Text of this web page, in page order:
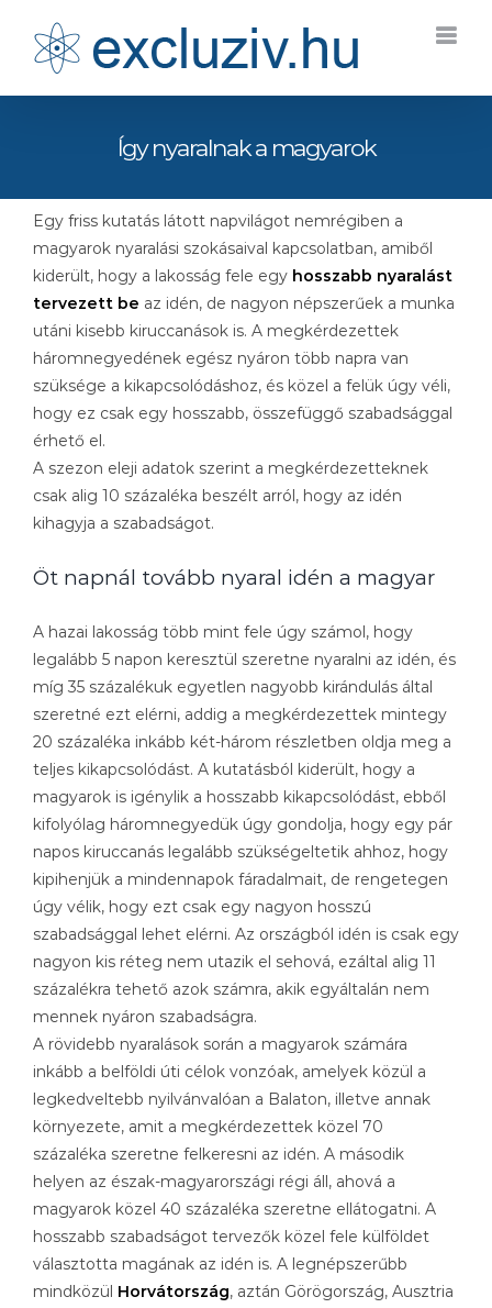
Így nyaralnak a magyarok
Egy friss kutatás látott napvilágot nemrégiben a
magyarok nyaralási szokásaival kapcsolatban, amiből
kiderült, hogy a lakosság fele egy hosszabb nyaralást
tervezett be az idén, de nagyon népszerűek a munka
utáni kisebb kiruccanások is. A megkérdezettek
háromnegyedének egész nyáron több napra van
szüksége a kikapcsolódáshoz, és közel a felük úgy véli,
hogy ez csak egy hosszabb, összefüggő szabadsággal
érhető el.
A szezon eleji adatok szerint a megkérdezetteknek
csak alig 10 százaléka beszélt arról, hogy az idén
kihagyja a szabadságot.
Öt napnál tovább nyaral idén a magyar
A hazai lakosság több mint fele úgy számol, hogy
legalább 5 napon keresztül szeretne nyaralni az idén, és
míg 35 százalékuk egyetlen nagyobb kirándulás által
szeretné ezt elérni, addig a megkérdezettek mintegy
20 százaléka inkább két-három részletben oldja meg a
teljes kikapcsolódást. A kutatásból kiderült, hogy a
magyarok is igénylik a hosszabb kikapcsolódást, ebből
kifolyólag háromnegyedük úgy gondolja, hogy egy pár
napos kiruccanás legalább szükségeltetik ahhoz, hogy
kipihenjük a mindennapok fáradalmait, de rengetegen
úgy vélik, hogy ezt csak egy nagyon hosszú
szabadsággal lehet elérni. Az országból idén is csak egy
nagyon kis réteg nem utazik el sehová, ezáltal alig 11
százalékra tehető azok számra, akik egyáltalán nem
mennek nyáron szabadságra.
A rövidebb nyaralások során a magyarok számára
inkább a belföldi úti célok vonzóak, amelyek közül a
legkedveltebb nyilvánvalóan a Balaton, illetve annak
környezete, amit a megkérdezettek közel 70
százaléka szeretne felkeresni az idén. A második
helyen az észak-magyarországi régi áll, ahová a
magyarok közel 40 százaléka szeretne ellátogatni. A
hosszabb szabadságot tervezők közel fele külföldet
választotta magának az idén is. A legnépszerűbb
mindközül Horvátország, aztán Görögország, Ausztria